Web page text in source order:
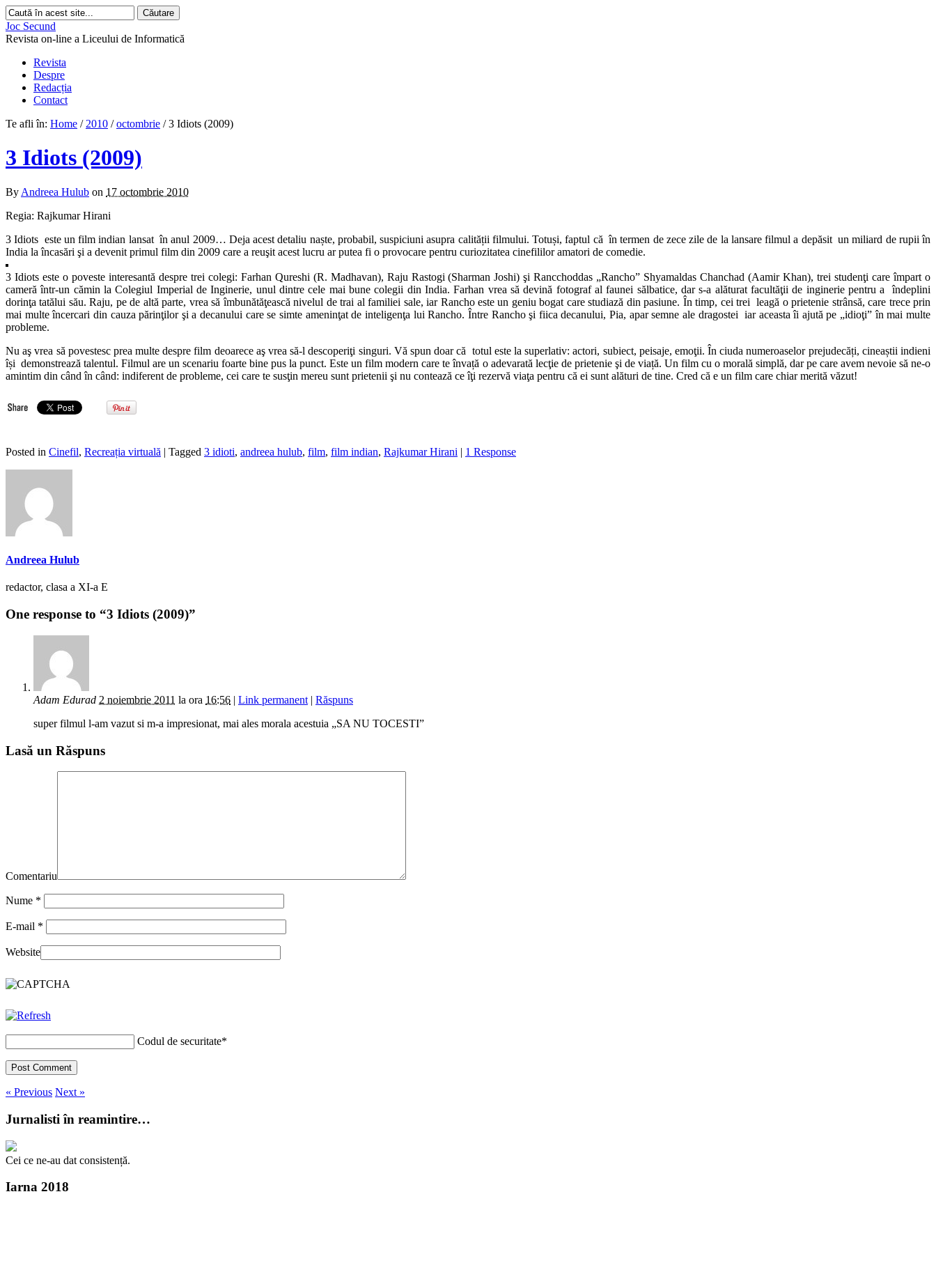
Joc Secund
Revista on-line a Liceului de Informatică
Revista
Despre
Redacția
Contact
Te afli în: Home / 2010 / octombrie / 3 Idiots (2009)
3 Idiots (2009)
By Andreea Hulub on 17 octombrie 2010
Regia: Rajkumar Hirani
3 Idiots este un film indian lansat în anul 2009… Deja acest detaliu naște, probabil, suspiciuni asupra calității filmului. Totuși, faptul că în termen de zece zile de la lansare filmul a depăsit un miliard de rupii în
India la încasări şi a devenit primul film din 2009 care a reuşit acest lucru ar putea fi o provocare pentru curiozitatea cinefililor amatori de comedie.
3 Idiots este o poveste interesantă despre trei colegi: Farhan Qureshi (R. Madhavan), Raju Rastogi (Sharman Joshi) şi Rancchoddas „Rancho” Shyamaldas Chanchad (Aamir Khan), trei studenţi care împart o
cameră într-un cămin la Colegiul Imperial de Inginerie, unul dintre cele mai bune colegii din India. Farhan vrea să devină fotograf al faunei sălbatice, dar s-a alăturat facultăţii de inginerie pentru a îndeplini
dorinţa tatălui său. Raju, pe de altă parte, vrea să îmbunătăţească nivelul de trai al familiei sale, iar Rancho este un geniu bogat care studiază din pasiune. În timp, cei trei leagă o prietenie strânsă, care trece prin
mai multe încercari din cauza părinţilor şi a decanului care se simte ameninţat de inteligenţa lui Rancho. Între Rancho şi fiica decanului, Pia, apar semne ale dragostei iar aceasta îi ajută pe „idioţi” în mai multe
probleme.
Nu aş vrea să povestesc prea multe despre film deoarece aş vrea să-l descoperiţi singuri. Vă spun doar că totul este la superlativ: actori, subiect, peisaje, emoţii. În ciuda numeroaselor prejudecăți, cineaștii indieni
își demonstrează talentul. Filmul are un scenariu foarte bine pus la punct. Este un film modern care te învață o adevarată lecţie de prietenie şi de viață. Un film cu o morală simplă, dar pe care avem nevoie să ne-o
amintim din când în când: indiferent de probleme, cei care te susţin mereu sunt prietenii şi nu contează ce îţi rezervă viaţa pentru că ei sunt alături de tine. Cred că e un film care chiar merită văzut!
Posted in Cinefil, Recreația virtuală | Tagged 3 idioti, andreea hulub, film, film indian, Rajkumar Hirani | 1 Response
Andreea Hulub
redactor, clasa a XI-a E
One response to “3 Idiots (2009)”
Adam Edurad 2 noiembrie 2011 la ora 16:56 | Link permanent | Răspuns
super filmul l-am vazut si m-a impresionat, mai ales morala acestuia „SA NU TOCESTI”
Lasă un Răspuns
Comentariu
Nume *
E-mail *
Website
Codul de securitate*
« Previous Next »
Jurnalisti în reamintire…
Cei ce ne-au dat consistență.
Iarna 2018